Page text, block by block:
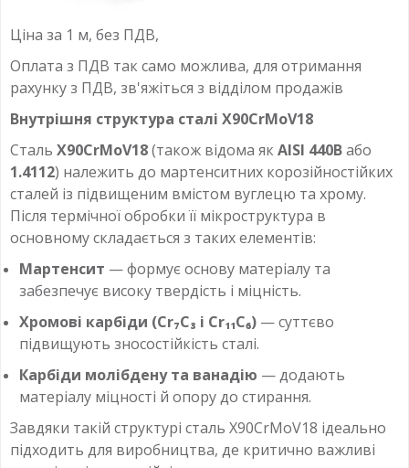
Ціна за 1 м, без ПДВ,
Оплата з ПДВ так само можлива, для отримання
рахунку з ПДВ, зв'яжіться з відділом продажів
Внутрішня структура сталі X90CrMoV18
Сталь X90CrMoV18(також відома як AISI 440Bабо
1.4112) належить до мартенситних корозійностійких
сталей із підвищеним вмістом вуглецю та хрому.
Після термічної обробки її мікроструктура в
основному складається з таких елементів:
Мартенсит — формує основу матеріалу та
забезпечує високу твердість і міцність.
Хромові карбіди (Cr₇C₃ і Cr₁₁C₆) — суттєво
підвищують зносостійкість сталі.
Карбіди молібдену та ванадію — додають
матеріалу міцності й опору до стирання.
Завдяки такій структурі сталь X90CrMoV18 ідеально
підходить для виробництва, де критично важливі